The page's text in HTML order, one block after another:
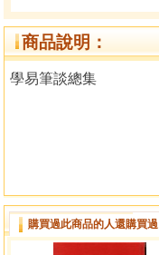
商品說明：
學易筆談總集
購買過此商品的人還購買過